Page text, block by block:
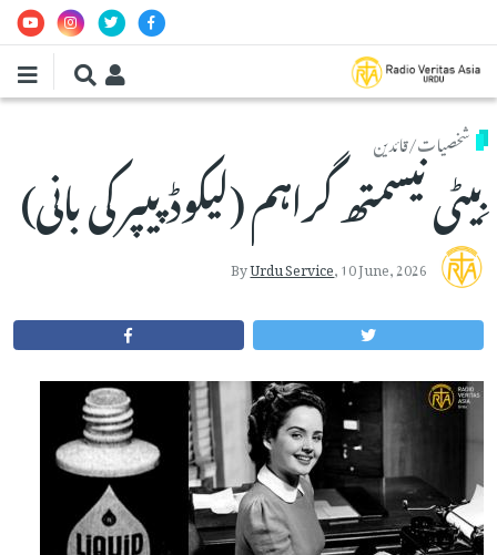
شخصیات/قائدین
بِیٹی نیسمتھ گراہم (لیکوڈ پیپر کی بانی)
ByUrdu Service,10 June, 2026